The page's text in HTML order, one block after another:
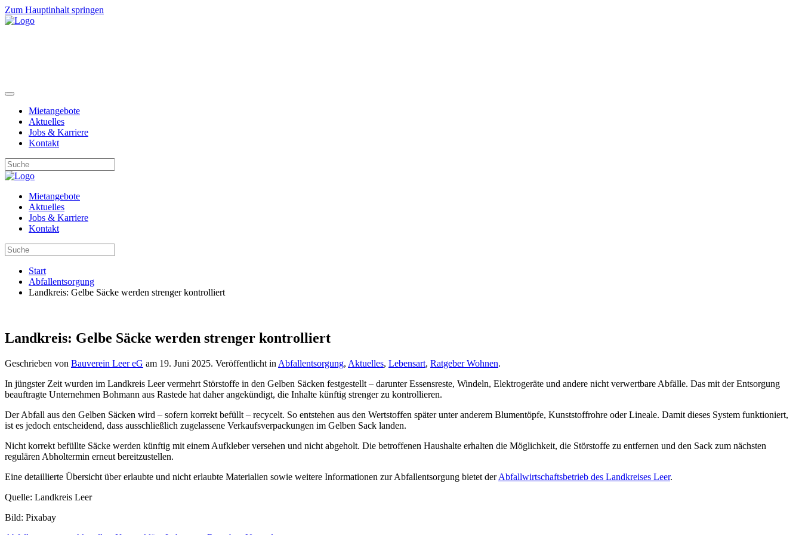
Zum Hauptinhalt springen
Mietangebote
Aktuelles
Jobs & Karriere
Kontakt
Mietangebote
Aktuelles
Jobs & Karriere
Kontakt
Start
Abfallentsorgung
Landkreis: Gelbe Säcke werden strenger kontrolliert
Landkreis: Gelbe Säcke werden strenger kontrolliert
Geschrieben von Bauverein Leer eG am 19. Juni 2025. Veröffentlicht in Abfallentsorgung, Aktuelles, Lebensart, Ratgeber Wohnen.
In jüngster Zeit wurden im Landkreis Leer vermehrt Störstoffe in den Gelben Säcken festgestellt – darunter Essensreste, Windeln, Elektrogeräte und andere nicht verwertbare Abfälle. Das mit der Entsorgung
beauftragte Unternehmen Bohmann aus Rastede hat daher angekündigt, die Inhalte künftig strenger zu kontrollieren.
Der Abfall aus den Gelben Säcken wird – sofern korrekt befüllt – recycelt. So entstehen aus den Wertstoffen später unter anderem Blumentöpfe, Kunststoffrohre oder Lineale. Damit dieses System funktioniert,
ist es jedoch entscheidend, dass ausschließlich zugelassene Verkaufsverpackungen im Gelben Sack landen.
Nicht korrekt befüllte Säcke werden künftig mit einem Aufkleber versehen und nicht abgeholt. Die betroffenen Haushalte erhalten die Möglichkeit, die Störstoffe zu entfernen und den Sack zum nächsten
regulären Abholtermin erneut bereitzustellen.
Eine detaillierte Übersicht über erlaubte und nicht erlaubte Materialien sowie weitere Informationen zur Abfallentsorgung bietet derAbfallwirtschaftsbetrieb des Landkreises Leer.
Quelle: Landkreis Leer
Bild: Pixabay